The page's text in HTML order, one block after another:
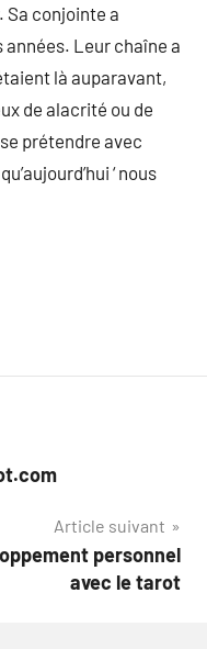
Sa conjointe a
années. Leur chaîne a
là auparavant,
de alacrité ou de
prétendre avec
‘ nous
Article suivant
personnel
avec le tarot